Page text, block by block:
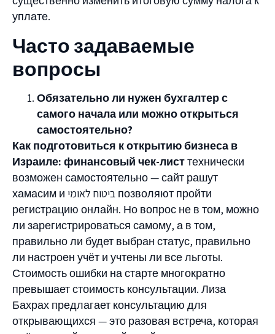
уплате.
Часто задаваемые
вопросы
Обязательно ли нужен бухгалтер с
самого начала или можно открыться
самостоятельно?
Как подготовиться к открытию бизнеса в
Израиле: финансовый чек-листтехнически
возможен самостоятельно — сайт рашут
хамасим и ביטוח לאומי позволяют пройти
регистрацию онлайн. Но вопрос не в том, можно
ли зарегистрироваться самому, а в том,
правильно ли будет выбран статус, правильно
ли настроен учёт и учтены ли все льготы.
Стоимость ошибки на старте многократно
превышает стоимость консультации. Лиза
Бахрах предлагает консультацию для
открывающихся — это разовая встреча, которая